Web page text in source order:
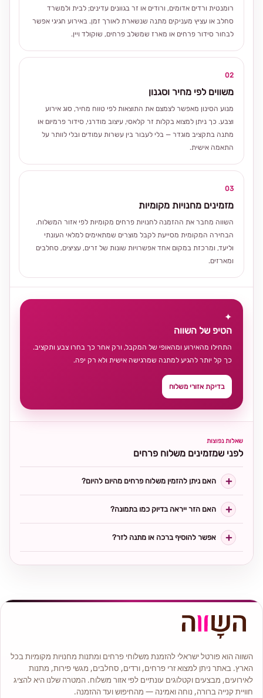
רומנטית ורדים אדומים, ורודים או זר בגוונים עדינים; לבית ולמשרד
סחלב או עציץ מעניקים מתנה שנשארת לאורך זמן. באירוע חגיגי אפשר
לבחור סידור פרחים או מארז שמשלב פרחים, שוקולד ויין.
02
משווים לפי מחיר וסגנון
מנוע הסינון מאפשר לצמצם את התוצאות לפי טווח מחיר, סוג אירוע
וצבע. כך ניתן למצוא בקלות זר קלאסי, עיצוב מודרני, סידור פרמיום או
מתנה בתקציב מוגדר — בלי לעבור בין עשרות עמודים ובלי לוותר על
התאמה אישית.
03
מזמינים מחנויות מקומיות
השווה מחבר את ההזמנה לחנויות פרחים מקומיות לפי אזור המשלוח.
הבחירה המקומית מסייעת לקבל מוצרים שמתאימים למלאי העונתי
וליעד, ומרכזת במקום אחד אפשרויות שונות של זרים, עציצים, סחלבים
ומארזים.
✦
הטיפ של השווה
התחילו מהאירוע ומהאופי של המקבל, ורק אחר כך בחרו צבע ותקציב.
כך קל יותר להגיע למתנה שמרגישה אישית ולא רק יפה.
בדיקת אזורי משלוח
שאלות נפוצות
לפני שמזמינים משלוח פרחים
האם ניתן להזמין משלוח פרחים מהיום להיום?
האם הזר ייראה בדיוק כמו בתמונה?
אפשר להוסיף ברכה או מתנה לזר?
השווה הוא פורטל ישראלי להזמנת משלוחי פרחים ומתנות מחנויות מקומיות בכל
הארץ. באתר ניתן למצוא זרי פרחים, ורדים, סחלבים, מגשי פירות, מתנות
לאירועים, מבצעים וקטלוגים עונתיים לפי אזור משלוח. המטרה שלנו היא להציג
חוויית קנייה ברורה, נוחה ואמינה — מהחיפוש ועד ההזמנה.